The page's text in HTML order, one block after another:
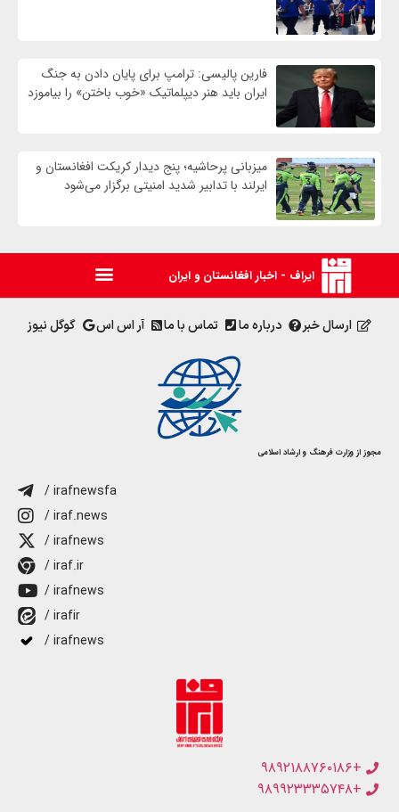
فارین پالیسی: ترامپ برای پایان دادن به جنگ
ایران باید هنر دیپلماتیک «خوب باختن» را بیاموزد
میزبانی پرحاشیه؛ پنج دیدار کریکت افغانستان و
ایرلند با تدابیر شدید امنیتی برگزار می‌شود
ایراف - اخبار افغانستان و ایران
ارسال خبر درباره ما تماس با ما آر اس اس گوگل نیوز
مجوز از وزارت فرهنگ و ارشاد اسلامی
/ irafnewsfa
/ iraf.news
/ irafnews
/ iraf.ir
/ irafnews
/ irafir
/ irafnews
+۹۸۹۲۱۸۸۷۶۰۱۸۶
+۹۸۹۹۲۳۳۳۵۷۴۸